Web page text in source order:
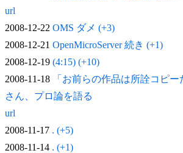
url
2008-12-22 OMS ダメ (+3)
2008-12-21 OpenMicroServer 続き (+1)
2008-12-19 (4:15) (+10)
2008-11-18
「お前らの作品は所詮コピ
さん、プロ論を語る
url
2008-11-17 . (+5)
2008-11-14 . (+1)